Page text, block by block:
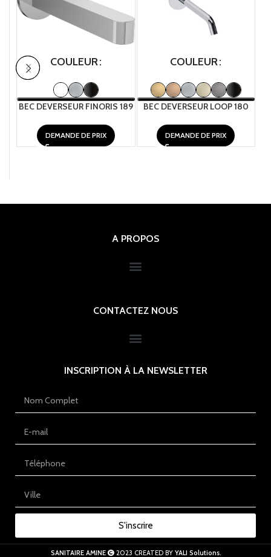
COULEUR
BEC DEVERSEUR FINORIS 189
DEMANDE DE PRIX
COULEUR
BEC DEVERSEUR LOOP 180
DEMANDE DE PRIX
A PROPOS
CONTACTEZ NOUS
INSCRIPTION À LA NEWSLETTER
S'inscrire
SANITAIRE AMINE 2023 CREATED BY YALI Solutions.